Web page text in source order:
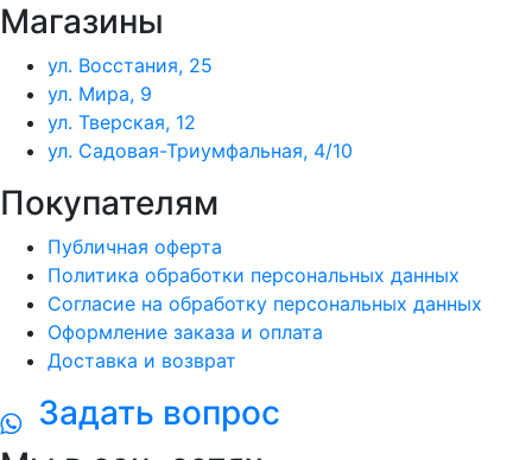
Магазины
ул. Восстания, 25
ул. Мира, 9
ул. Тверская, 12
ул. Садовая-Триумфальная, 4/10
Покупателям
Публичная оферта
Политика обработки персональных данных
Согласие на обработку персональных данных
Оформление заказа и оплата
Доставка и возврат
Задать вопрос